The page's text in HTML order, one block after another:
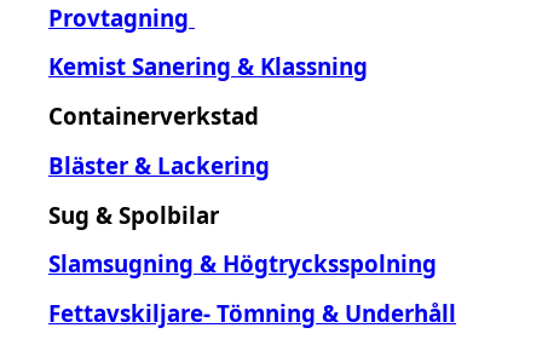
Provtagning
Kemist Sanering & Klassning
Containerverkstad
Bläster & Lackering
Sug & Spolbilar
Slamsugning & Högtrycksspolning
Fettavskiljare- Tömning & Underhåll